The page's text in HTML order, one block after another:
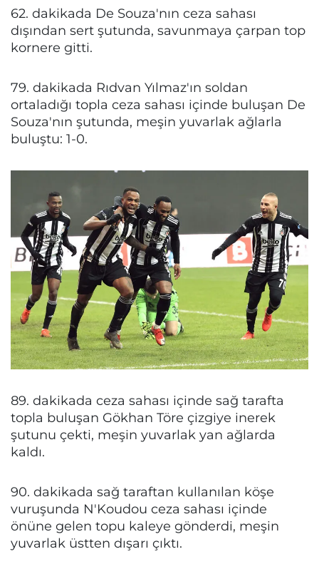
62. dakikada De Souza'nın ceza sahası
dışından sert şutunda, savunmaya çarpan top
kornere gitti.
79. dakikada Rıdvan Yılmaz'ın soldan
ortaladığı topla ceza sahası içinde buluşan De
Souza'nın şutunda, meşin yuvarlak ağlarla
buluştu: 1-0.
89. dakikada ceza sahası içinde sağ tarafta
topla buluşan Gökhan Töre çizgiye inerek
şutunu çekti, meşin yuvarlak yan ağlarda
kaldı.
90. dakikada sağ taraftan kullanılan köşe
vuruşunda N'Koudou ceza sahası içinde
önüne gelen topu kaleye gönderdi, meşin
yuvarlak üstten dışarı çıktı.